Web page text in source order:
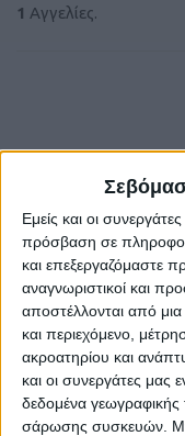
Εμείς και οι
πρόσβαση σε
και επεξεργαζόμαστε
αναγνωριστικοί και
αποστέλλονται από μια
και περιεχόμενο,
ακροατηρίου και
και οι συνεργάτες μας
δεδομένα
σάρωσης συσκευών.
1 Αγγελίες.
ΠΡΟΤΟΜΗ